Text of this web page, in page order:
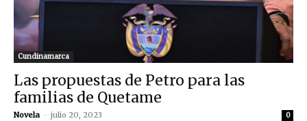
Cundinamarca
Las propuestas de Petro para las
familias de Quetame
Novela - julio 20, 2023 0